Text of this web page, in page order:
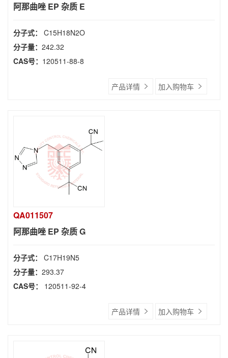
阿那曲唑 EP 杂质 E
分子式： C15H18N2O
分子量： 242.32
CAS号： 120511-88-8
产品详情 加入购物车
QA011507
阿那曲唑 EP 杂质 G
分子式： C17H19N5
分子量： 293.37
CAS号：
120511-92-4
产品详情 加入购物车